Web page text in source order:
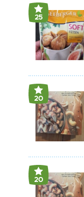
25
20
20